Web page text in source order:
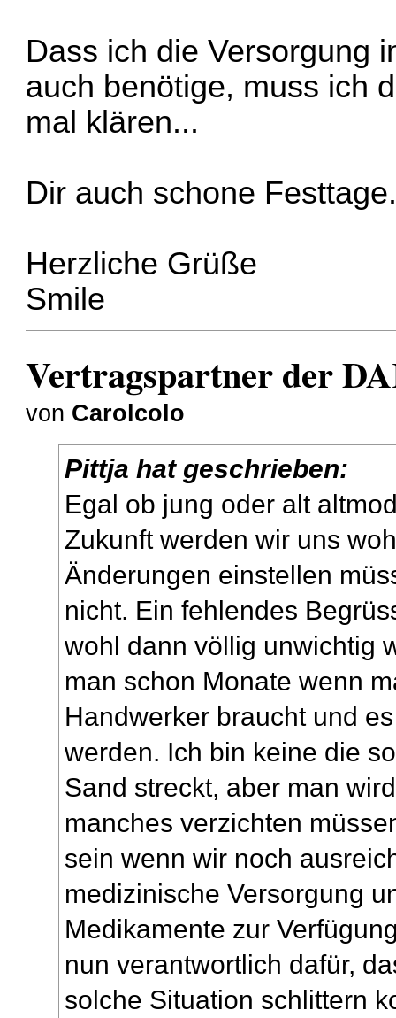
Dass ich die Versorgung
auch benötige, muss ich
mal klären...
Dir auch schone
Herzliche Grüße
Smile
Vertragspartner der
von Carolcolo
Pittja hat geschrieben:
Egal ob jung oder alt
Zukunft werden wir uns
Änderungen einstellen
nicht. Ein fehlendes
wohl dann völlig unwichtig
man schon Monate wenn
Handwerker braucht und
werden. Ich bin keine die
Sand streckt, aber man
manches verzichten
sein wenn wir noch
medizinische Versorgung
Medikamente zur
nun verantwortlich dafür,
solche Situation schlittern